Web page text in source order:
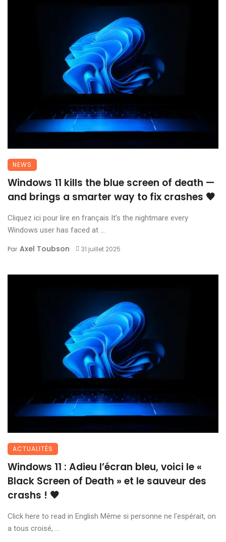
NEWS
Windows 11 kills the blue screen of death —
and brings a smarter way to fix crashes 🖤
Cliquez ici pour lire en français It’s the nightmare every
Windows user has faced at ...
Par Axel Toubson 31 juillet 2025
ACTUALITÉS
Windows 11 : Adieu l’écran bleu, voici le «
Black Screen of Death » et le sauveur des
crashs ! 🖤
Click here to read in English Même si personne ne l’espérait, on
a tous croisé, ...